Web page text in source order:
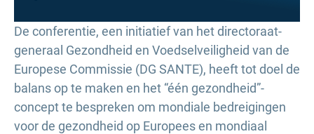
De conferentie, een initiatief van het directoraat-
generaal Gezondheid en Voedselveiligheid van de
Europese Commissie (DG SANTE), heeft tot doel de
balans op te maken en het “één gezondheid”-
concept te bespreken om mondiale bedreigingen
voor de gezondheid op Europees en mondiaal